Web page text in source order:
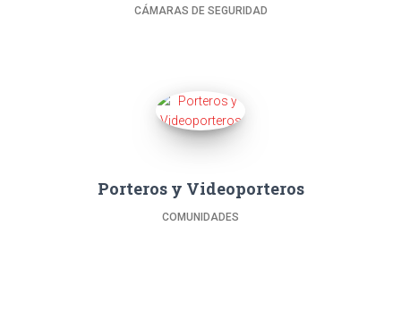
CÁMARAS DE SEGURIDAD
Porteros y Videoporteros
COMUNIDADES